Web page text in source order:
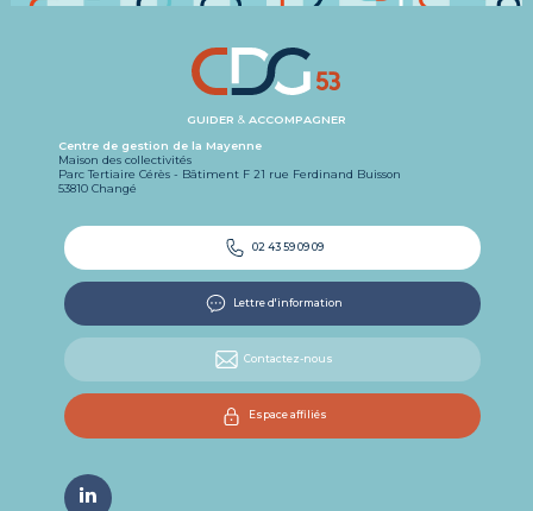
GUIDER & ACCOMPAGNER
Centre de gestion de la Mayenne
Maison des collectivités
Parc Tertiaire Cérès - Bâtiment F 21 rue Ferdinand Buisson
53810 Changé
02 43 59 09 09
Lettre d'information
Contactez-nous
Espace affiliés